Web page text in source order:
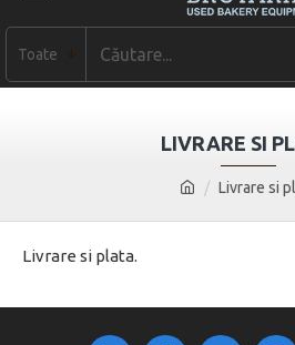
Toate
Livrare si
LIVRARE SI
Livrare si plata.